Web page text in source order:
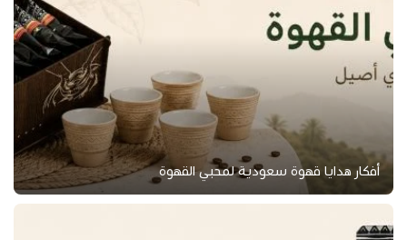
أفكار هدايا قهوة سعودية لمحبي القهوة